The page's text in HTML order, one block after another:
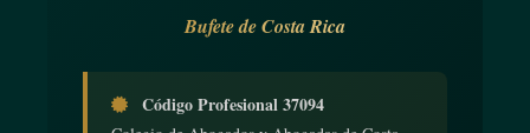
Bufete de Costa Rica
Código Profesional 37094